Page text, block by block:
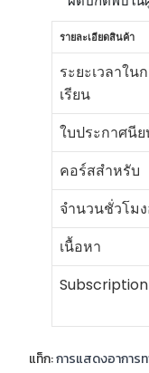
รายละเอียดสินค้า
ระยะเวลาใน
เรียน
ใบประกาศนี
คอร์สสำหรับ
จำนวนชั่วโม
เนื้อหา
Subscription
แท็ก:การแสดงอาการ